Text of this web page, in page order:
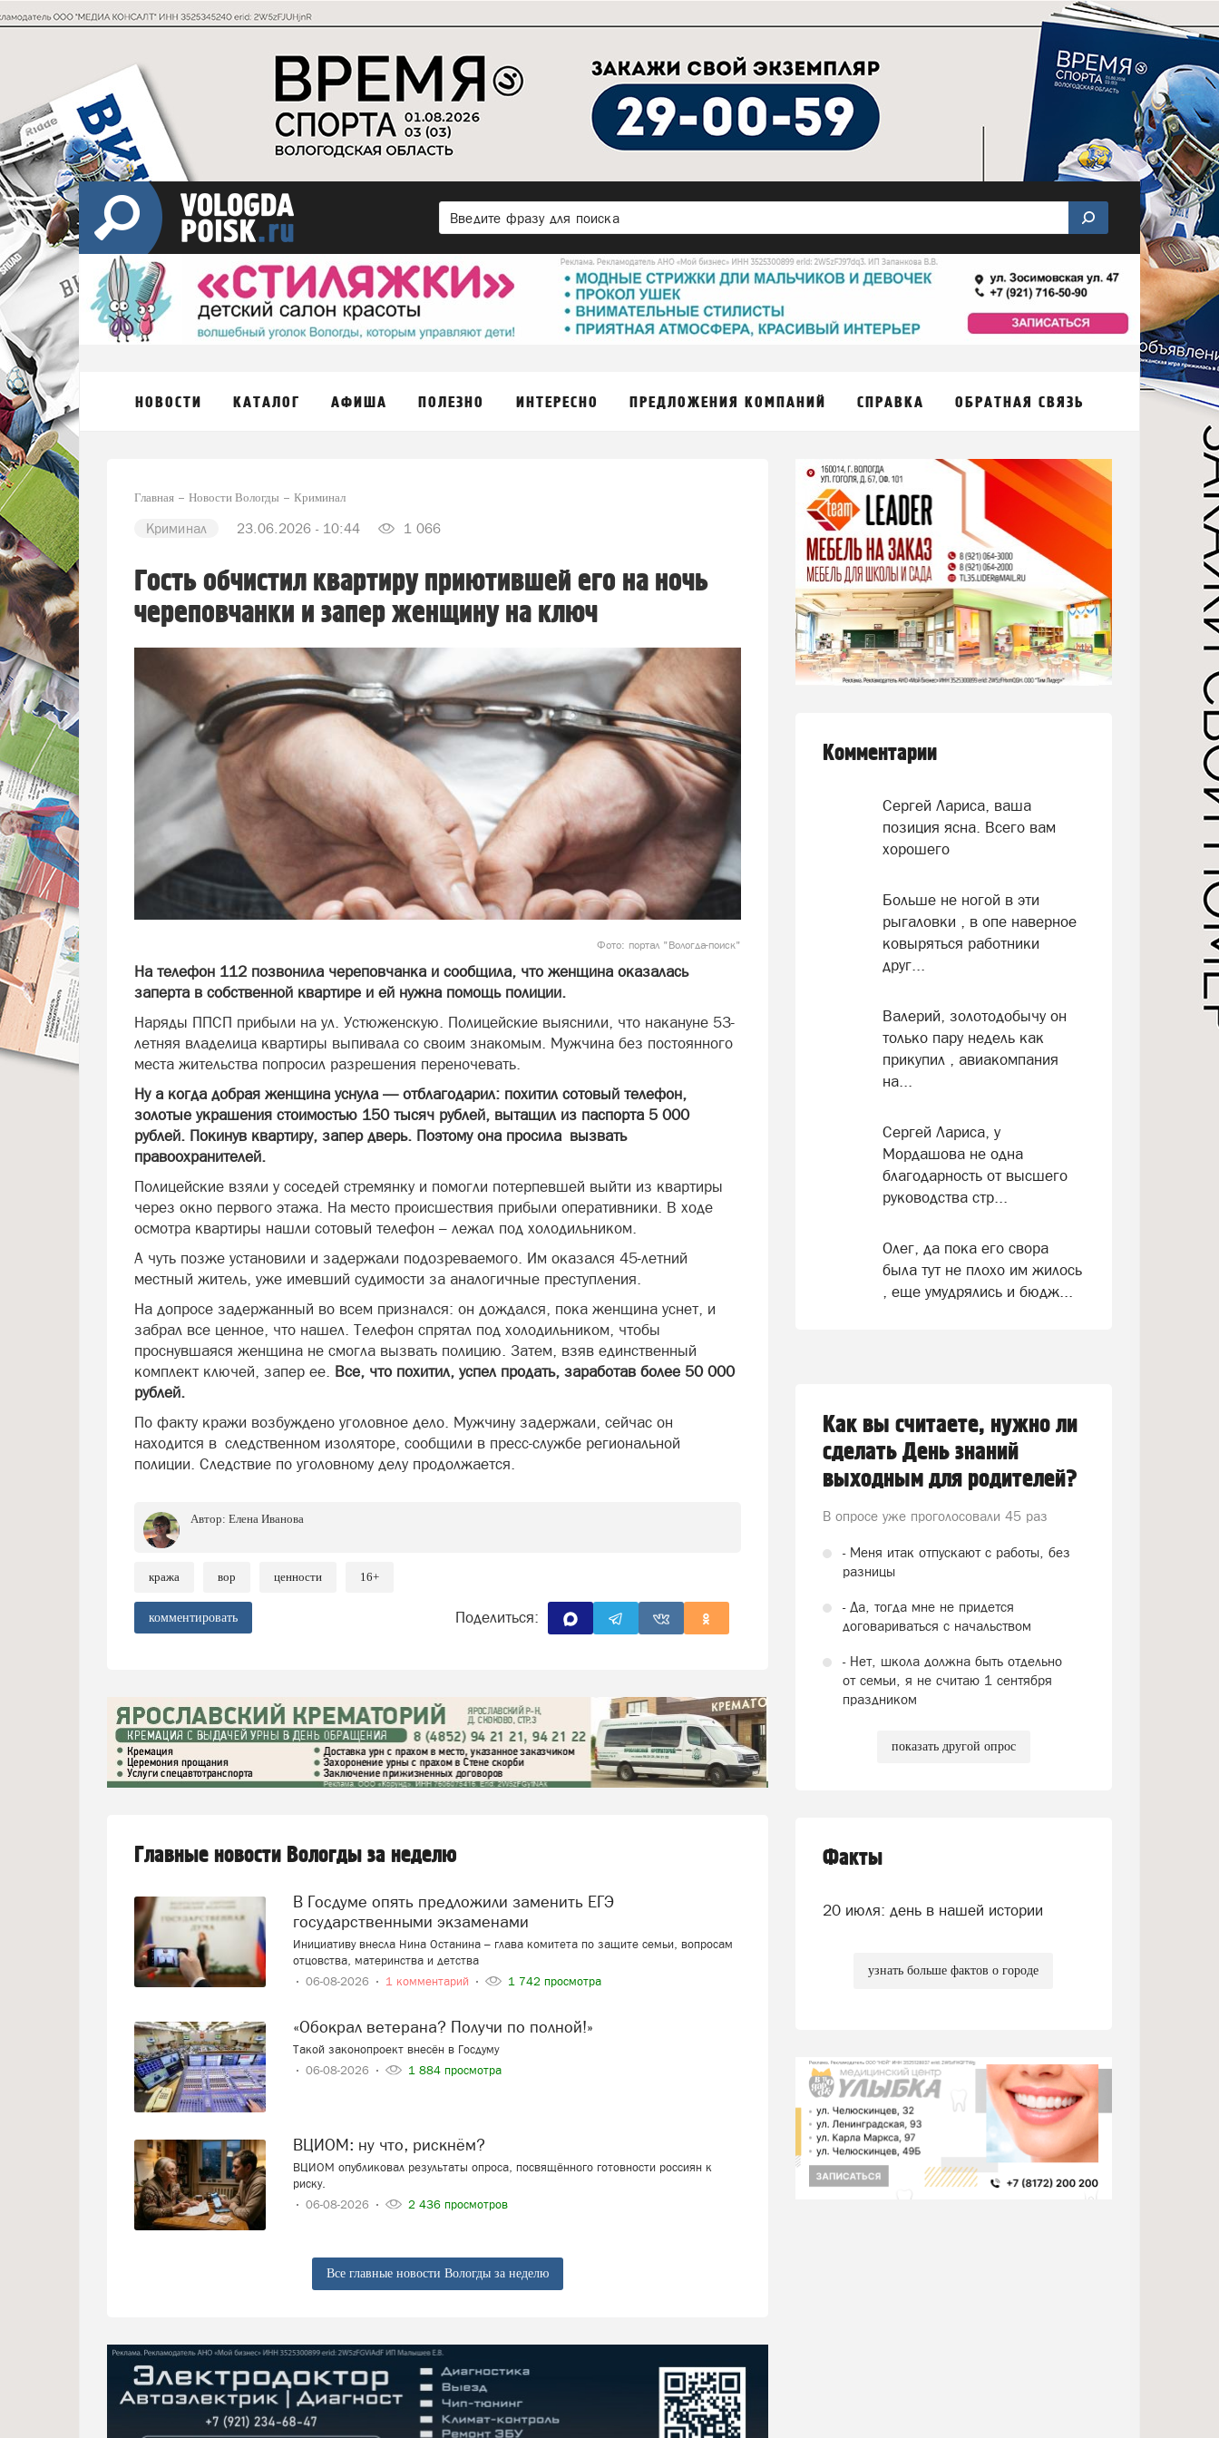
НОВОСТИ КАТАЛОГ АФИША ПОЛЕЗНО ИНТЕРЕСНО ПРЕДЛОЖЕНИЯ КОМПАНИЙ СПРАВКА ОБРАТНАЯ СВЯЗЬ
Главная Новости Вологды Криминал
Криминал 23.06.2026 - 10:44 1 066
Гость обчистил квартиру приютившей его на ночь
череповчанки и запер женщину на ключ
Фото: портал "Вологда-поиск"
На телефон 112 позвонила череповчанка и сообщила, что женщина оказалась
заперта в собственной квартире и ей нужна помощь полиции.
Наряды ППСП прибыли на ул. Устюженскую. Полицейские выяснили, что накануне 53-
летняя владелица квартиры выпивала со своим знакомым. Мужчина без постоянного
места жительства попросил разрешения переночевать.
Ну а когда добрая женщина уснула — отблагодарил: похитил сотовый телефон,
золотые украшения стоимостью 150 тысяч рублей, вытащил из паспорта 5 000
рублей. Покинув квартиру, запер дверь. Поэтому она просила вызвать
правоохранителей.
Полицейские взяли у соседей стремянку и помогли потерпевшей выйти из квартиры
через окно первого этажа. На место происшествия прибыли оперативники. В ходе
осмотра квартиры нашли сотовый телефон – лежал под холодильником.
А чуть позже установили и задержали подозреваемого. Им оказался 45-летний
местный житель, уже имевший судимости за аналогичные преступления.
На допросе задержанный во всем признался: он дождался, пока женщина уснет, и
забрал все ценное, что нашел. Телефон спрятал под холодильником, чтобы
проснувшаяся женщина не смогла вызвать полицию. Затем, взяв единственный
комплект ключей, запер ее. Все, что похитил, успел продать, заработав более 50 000
рублей.
По факту кражи возбуждено уголовное дело. Мужчину задержали, сейчас он
находится в следственном изоляторе, сообщили в пресс-службе региональной
полиции. Следствие по уголовному делу продолжается.
Автор: Елена Иванова
кража вор ценности 16+
комментировать Поделиться:
Главные новости Вологды за неделю
В Госдуме опять предложили заменить ЕГЭ
государственными экзаменами
Инициативу внесла Нина Останина – глава комитета по защите семьи, вопросам
отцовства, материнства и детства
06-08-2026
1 комментарий 1 742 просмотра
«Обокрал ветерана? Получи по полной!»
Такой законопроект внесён в Госдуму
06-08-2026
1 884 просмотра
ВЦИОМ: ну что, рискнём?
ВЦИОМ опубликовал результаты опроса, посвящённого готовности россиян к
риску.
06-08-2026
2 436 просмотров
Все главные новости Вологды за неделю
Комментарии
Сергей Лариса, ваша
позиция ясна. Всего вам
хорошего
Больше не ногой в эти
рыгаловки , в опе наверное
ковыряться работники
друг...
Валерий, золотодобычу он
только пару недель как
прикупил , авиакомпания
на...
Сергей Лариса, у
Мордашова не одна
благодарность от высшего
руководства стр...
Олег, да пока его свора
была тут не плохо им жилось
, еще умудрялись и бюдж...
Как вы считаете, нужно ли
сделать День знаний
выходным для родителей?
В опросе уже проголосовали 45 раз
- Меня итак отпускают с работы, без
разницы
- Да, тогда мне не придется
договариваться с начальством
- Нет, школа должна быть отдельно
от семьи, я не считаю 1 сентября
праздником
показать другой опрос
Факты
20 июля: день в нашей истории
узнать больше фактов о городе